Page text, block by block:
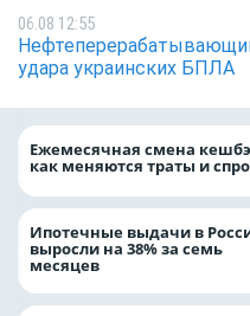
06.08 12:55
удара украинских БПЛА
Ежемесячная смена
как меняются траты и
Ипотечные выдачи в
выросли на 38% за семь
месяцев